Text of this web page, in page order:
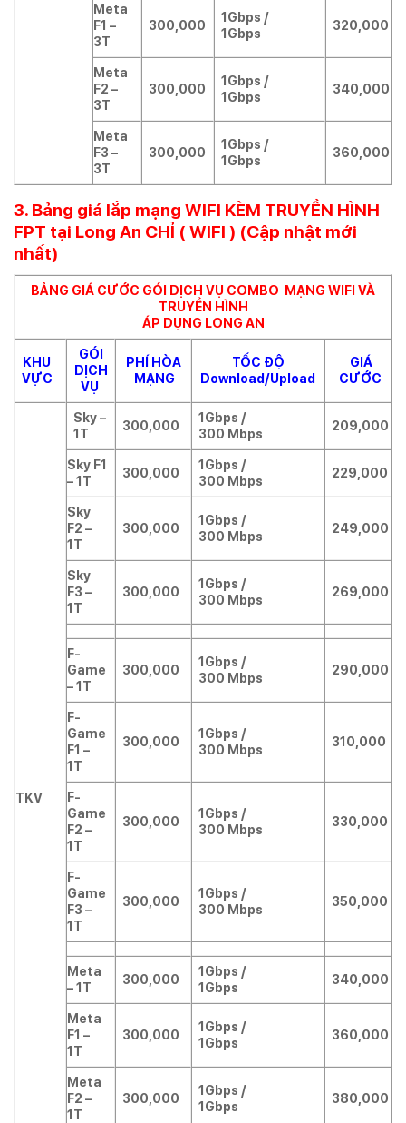
Meta
F1 –
3T
300,000
1Gbps /
1Gbps
320,000
Meta
F2 –
3T
300,000
1Gbps /
1Gbps
340,000
Meta
F3 –
3T
300,000
1Gbps /
1Gbps
360,000
3. Bảng giá lắp mạng WIFI KÈM TRUYỀN HÌNH
FPT tại Long An CHỈ ( WIFI ) (Cập nhật mới
nhất)
BẢNG GIÁ CƯỚC GÓI DỊCH VỤ COMBO MẠNG WIFI VÀ
TRUYỀN HÌNH
ÁP DỤNG LONG AN
KHU
VỰC
GÓI
DỊCH
VỤ
PHÍ HÒA
MẠNG
TỐC ĐỘ
Download/Upload
GIÁ
CƯỚC
TKV
Sky –
1T
300,000
1Gbps /
300 Mbps
209,000
Sky F1
– 1T
300,000
1Gbps /
300 Mbps
229,000
Sky
F2 –
1T
300,000
1Gbps /
300 Mbps
249,000
Sky
F3 –
1T
300,000
1Gbps /
300 Mbps
269,000
F-
Game
– 1T
300,000
1Gbps /
300 Mbps
290,000
F-
Game
F1 –
1T
300,000
1Gbps /
300 Mbps
310,000
F-
Game
F2 –
1T
300,000
1Gbps /
300 Mbps
330,000
F-
Game
F3 –
1T
300,000
1Gbps /
300 Mbps
350,000
Meta
– 1T
300,000
1Gbps /
1Gbps
340,000
Meta
F1 –
1T
300,000
1Gbps /
1Gbps
360,000
Meta
F2 –
1T
300,000
1Gbps /
1Gbps
380,000